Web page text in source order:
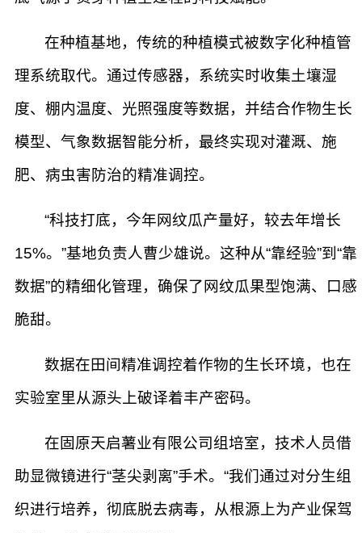
在种植基地，传统的种植模式被数字化种植管
理系统取代。通过传感器，系统实时收集土壤湿
度、棚内温度、光照强度等数据，并结合作物生长
模型、气象数据智能分析，最终实现对灌溉、施
肥、病虫害防治的精准调控。
“科技打底，今年网纹瓜产量好，较去年增长
15%。”基地负责人曹少雄说。这种从“靠经验”到“靠
数据”的精细化管理，确保了网纹瓜果型饱满、口感
脆甜。
数据在田间精准调控着作物的生长环境，也在
实验室里从源头上破译着丰产密码。
在固原天启薯业有限公司组培室，技术人员借
助显微镜进行“茎尖剥离”手术。“我们通过对分生组
织进行培养，彻底脱去病毒，从根源上为产业保驾